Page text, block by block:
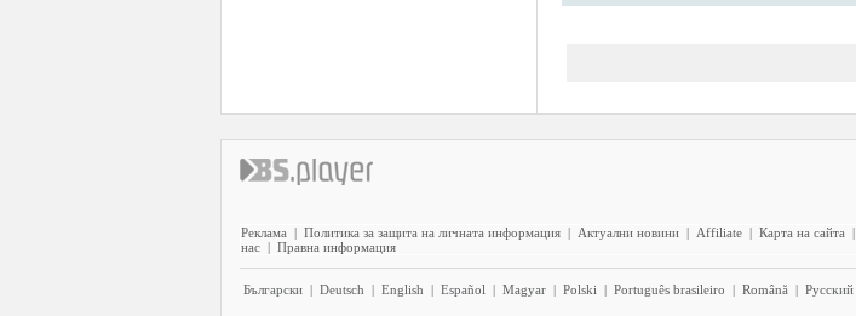
Реклама | Политика за защита на личната информация | Актуални новини | Affiliate | Карта на сайта |
нас | Правна информация
Български | Deutsch | English | Español | Magyar | Polski | Português brasileiro | Română | Pyccĸий